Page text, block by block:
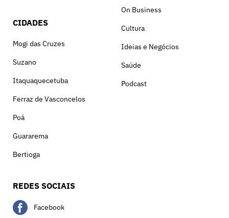
CIDADES
Mogi das Cruzes
Suzano
Itaquaquecetuba
Ferraz de Vasconcelos
Poá
Guararema
Bertioga
On Business
Cultura
Ideias e Negócios
Saúde
Podcast
REDES SOCIAIS
Facebook